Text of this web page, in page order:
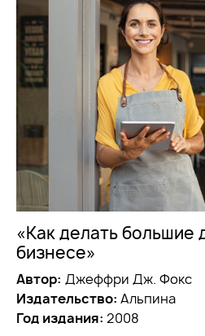
«Как делать большие
бизнесе»
Автор: Джеффри Дж. Фокс
Издательство: Альпина
Год издания: 2008